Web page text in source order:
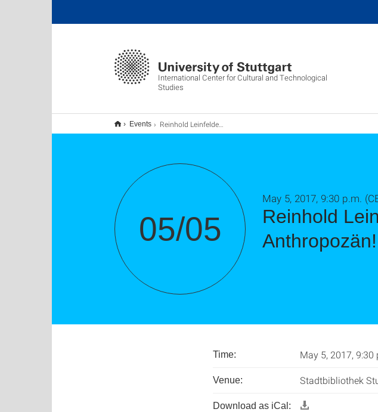
International Center for Cultural and Technological
Studies
Events Reinhold Leinfelder: "Willkommen im Anthropozän! Zukunftskonzepte vermitteln
05/05
Reinhold
May 5, 2017, 9:30 p.m.
Time: May 5, 2017, 9:30
Venue: Stadtbibliothek
Download as iCal: